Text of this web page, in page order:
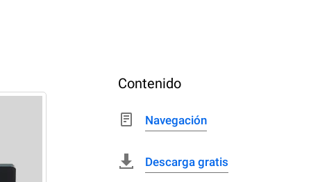
Contenido
Navegación
Descarga gratis